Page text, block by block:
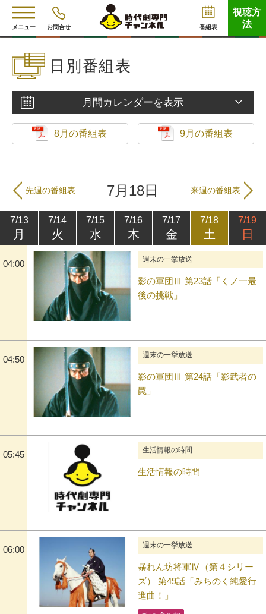
メニュー お問合せ 番組表
視聴方
法
日別番組表
月間カレンダーを表示
8月の番組表 9月の番組表
先週の番組表 7月18日 来週の番組表
7/13
月
7/14
火
7/15
水
7/16
木
7/17
金
7/18
土
7/19
日
04:00 週末の一挙放送
影の軍団Ⅲ 第23話「くノ一最
後の挑戦」
04:50 週末の一挙放送
影の軍団Ⅲ 第24話「影武者の
罠」
05:45 生活情報の時間
生活情報の時間
06:00 週末の一挙放送
暴れん坊将軍Ⅳ（第４シリー
ズ） 第49話「みちのく純愛行
進曲！」